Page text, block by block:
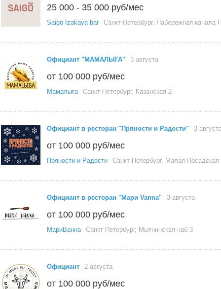
25 000 - 35 000 руб/мес
Saigo Izakaya bar Санкт-Петербург, Набережная канала
Официант "МАМАЛЫГА" 3 августа
от 100 000 руб/мес
Мамалыга Санкт-Петербург, Казанская 2
Официант в ресторан "Пряности и Радости" 3
от 100 000 руб/мес
Пряности и Радости Санкт-Петербург, Малая Посадская
Официант в ресторан "Мари Vanna" 3 августа
от 100 000 руб/мес
МариВанна Санкт-Петербург, Мытнинская наб 3
Официант 2 августа
от 100 000 руб/мес